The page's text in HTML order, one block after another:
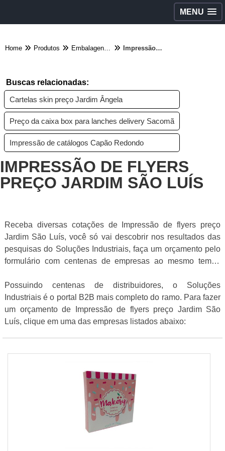
MENU
Home Produtos Embalagens diversas - Categoria Impressão de flyers preço Jardim São Luís
Buscas relacionadas:
Cartelas skin preço Jardim Ângela
Preço da caixa box para lanches delivery Sacomã
Impressão de catálogos Capão Redondo
IMPRESSÃO DE FLYERS
PREÇO JARDIM SÃO LUÍS
Receba diversas cotações de Impressão de flyers preço
Jardim São Luís, você só vai descobrir nos resultados das
pesquisas do Soluções Industriais, faça um orçamento pelo
formulário com centenas de empresas ao mesmo tempo
Possuindo centenas de distribuidores, o Soluções
Industriais é o portal B2B mais completo do ramo. Para fazer
um orçamento de Impressão de flyers preço Jardim São
Luís, clique em uma das empresas listados abaixo: